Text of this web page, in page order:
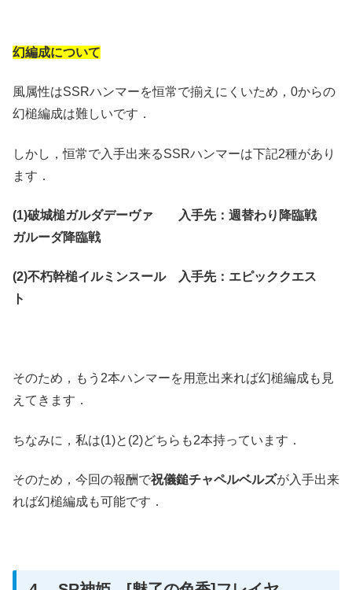
幻編成について
風属性はSSRハンマーを恒常で揃えにくいため，0からの
幻槌編成は難しいです．
しかし，恒常で入手出来るSSRハンマーは下記2種があり
ます．
(1)破城槌ガルダデーヴァ 入手先：週替わり降臨戦
ガルーダ降臨戦
(2)不朽幹槌イルミンスール 入手先：エピッククエス
ト
そのため，もう2本ハンマーを用意出来れば幻槌編成も見
えてきます．
ちなみに，私は(1)と(2)どちらも2本持っています．
そのため，今回の報酬で祝儀鎚チャペルベルズが入手出来
れば幻槌編成も可能です．